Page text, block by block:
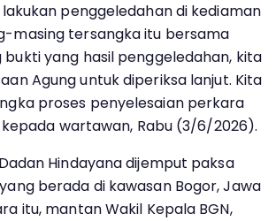
penggeledahan di kediaman
masing tersangka itu bersama
yang hasil penggeledahan, kita
Agung untuk diperiksa lanjut. Kita
proses penyelesaian perkara
wartawan, Rabu (3/6/2026).
Hindayana dijemput paksa
berada di kawasan Bogor, Jawa
itu, mantan Wakil Kepala BGN,